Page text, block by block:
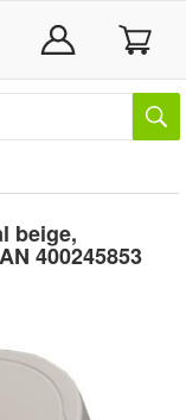
beige,
400245853